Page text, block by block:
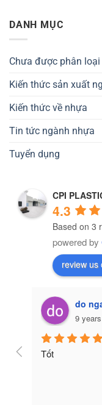
DANH MỤC
Chưa được phân loại
Kiến thức sản xuất
Kiến thức về nhựa
Tin tức ngành nhựa
Tuyển dụng
CPI
4.3
Based on 3
powered by
review us
do
9
Tốt